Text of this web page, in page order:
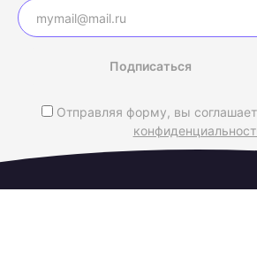
Подписаться
Отправляя форму, вы